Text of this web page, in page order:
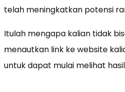
telah meningkatkan potensi
Itulah mengapa kalian tidak
menautkan link ke website
untuk dapat mulai melihat